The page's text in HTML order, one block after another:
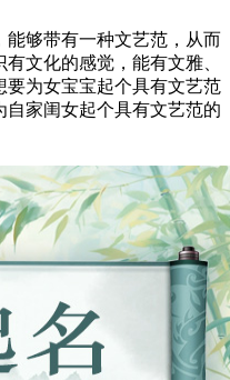
够带有一种文艺范，从而
文化的感觉，能有文雅、
为女宝宝起个具有文艺范
家闺女起个具有文艺范的